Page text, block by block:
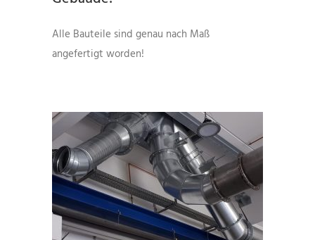
Alle Bauteile sind genau nach Maß
angefertigt worden!